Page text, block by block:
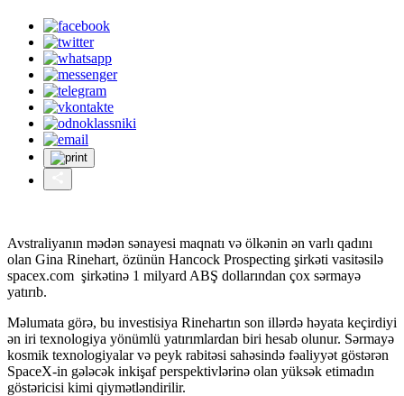
Avstraliyanın mədən sənayesi maqnatı və ölkənin ən varlı qadını
olan Gina Rinehart, özünün Hancock Prospecting şirkəti vasitəsilə
spacex.com şirkətinə 1 milyard ABŞ dollarından çox sərmayə
yatırıb.
Məlumata görə, bu investisiya Rinehartın son illərdə həyata keçirdiyi
ən iri texnologiya yönümlü yatırımlardan biri hesab olunur. Sərmayə
kosmik texnologiyalar və peyk rabitəsi sahəsində fəaliyyət göstərən
SpaceX-in gələcək inkişaf perspektivlərinə olan yüksək etimadın
göstəricisi kimi qiymətləndirilir.